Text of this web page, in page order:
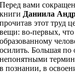
Перед вами
книги Даниила
прочитав этот труд
вещи: во-первых, что
образованному
осилить. Большая
непонятными
в познании, в